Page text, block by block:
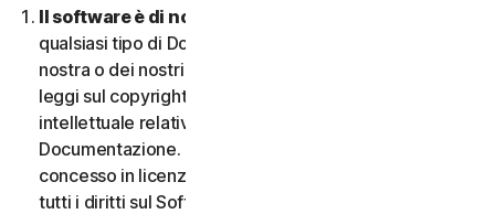
Il software è di nostra proprietà.
qualsiasi tipo di Documentazione sono di proprietà
nostra o dei nostri licenziatari e sono protetti dalle
leggi sul copyright. Ciò include tutti i Diritti di proprietà
intellettuale relativi al Software e alla
Documentazione. Qualsiasi Software fornito da noi è
concesso in licenza e non venduto, e ci riserviamo
tutti i diritti sul Software e la Documentazione non